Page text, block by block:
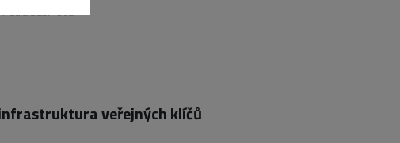
Petra Sasínová
veřejných klíčů